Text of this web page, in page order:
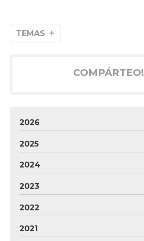
TEMAS
COMPÁRTEO!
2026
2025
2024
2023
2022
2021